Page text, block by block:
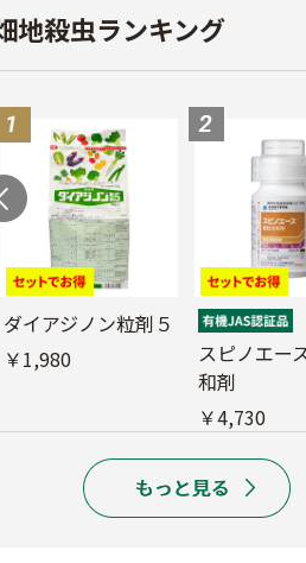
地殺虫ランキング
ダイアジノン粒剤５
￥1,980
スピノエー
和剤
￥4,730